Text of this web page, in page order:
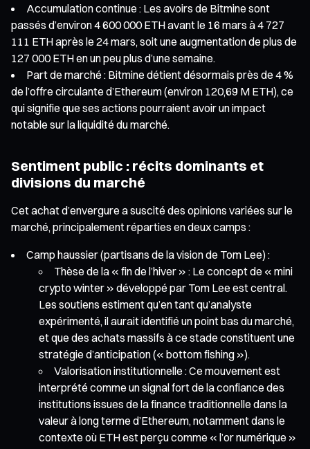
Accumulation continue : Les avoirs de Bitmine sont
passés d’environ 4 600 000 ETH avant le 16 mars à 4 727
111 ETH après le 24 mars, soit une augmentation de plus de
127 000 ETH en un peu plus d’une semaine.
Part de marché : Bitmine détient désormais près de 4 %
de l’offre circulante d’Ethereum (environ 120,69 M ETH), ce
qui signifie que ses actions pourraient avoir un impact
notable sur la liquidité du marché.
Sentiment public : récits dominants et
divisions du marché
Cet achat d’envergure a suscité des opinions variées sur le
marché, principalement réparties en deux camps :
Camp haussier (partisans de la vision de Tom Lee) :
Thèse de la « fin de l’hiver » : Le concept de « mini
crypto winter » développé par Tom Lee est central.
Les soutiens estiment qu’en tant qu’analyste
expérimenté, il aurait identifié un point bas du marché,
et que des achats massifs à ce stade constituent une
stratégie d’anticipation (« bottom fishing »).
Valorisation institutionnelle : Ce mouvement est
interprété comme un signal fort de la confiance des
institutions issues de la finance traditionnelle dans la
valeur à long terme d’Ethereum, notamment dans le
contexte où ETH est perçu comme « l’or numérique »